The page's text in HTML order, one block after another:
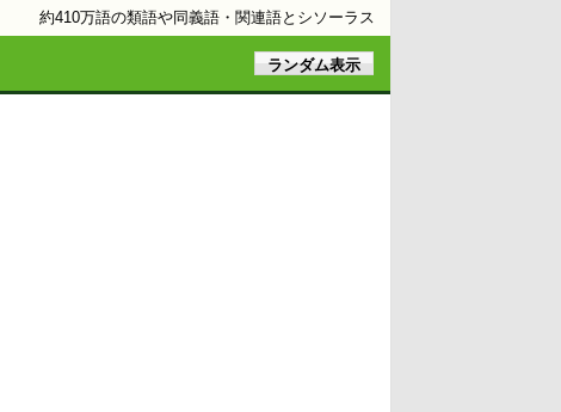
約410万語の類語や同義語・関連語とシソーラス